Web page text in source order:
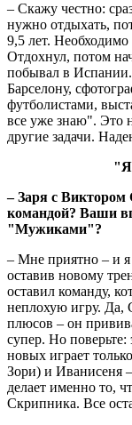
– Скажу честно:
нужно отдыхать,
9,5 лет. Необходимо
Отдохнул, потом
побывал в
Барселону,
футболистами,
все уже знаю". Это
другие задачи.
"Я
– Заря с
командой? Ваши
"Мужиками"?
– Мне приятно – и я
оставив новому
оставил команду,
неплохую игру. Да,
плюсов – он
супер. Но
новых играет
Зори) и Иванисеня
делает именно то,
Скрипника. Все